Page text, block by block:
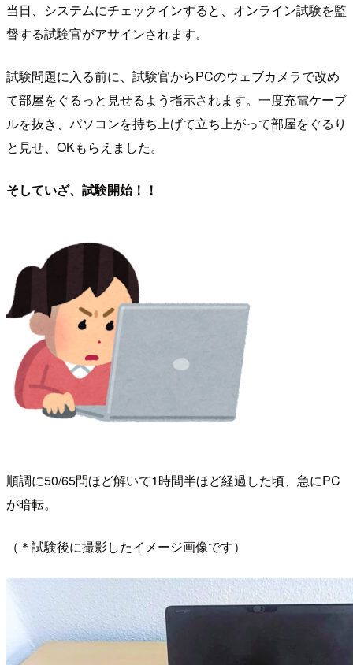
当日、システムにチェックインすると、オンライン試験を監
督する試験官がアサインされます。
試験問題に入る前に、試験官からPCのウェブカメラで改め
て部屋をぐるっと見せるよう指示されます。一度充電ケーブ
ルを抜き、パソコンを持ち上げて立ち上がって部屋をぐるり
と見せ、OKもらえました。
そしていざ、試験開始！！
順調に50/65問ほど解いて1時間半ほど経過した頃、急にPC
が暗転。
（＊試験後に撮影したイメージ画像です）